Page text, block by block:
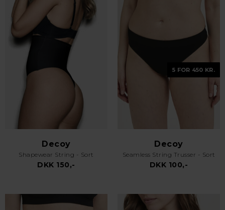
Decoy
Shapewear String - Sort
DKK 150,-
5 FOR 450 KR.
Decoy
Seamless String Trusser - Sort
DKK 100,-